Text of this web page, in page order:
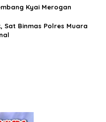
Kyai Merogan
Sat Binmas Polres Muara